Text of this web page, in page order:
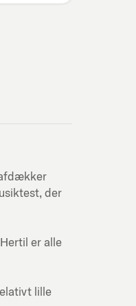
der
er alle
lille